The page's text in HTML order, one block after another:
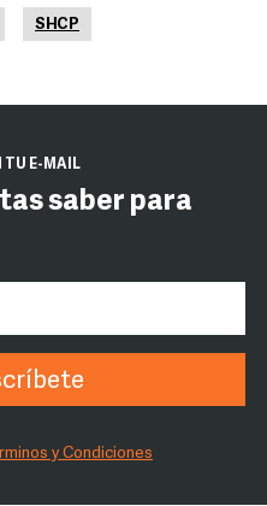
SHCP
TU E-MAIL
saber para
y Condiciones